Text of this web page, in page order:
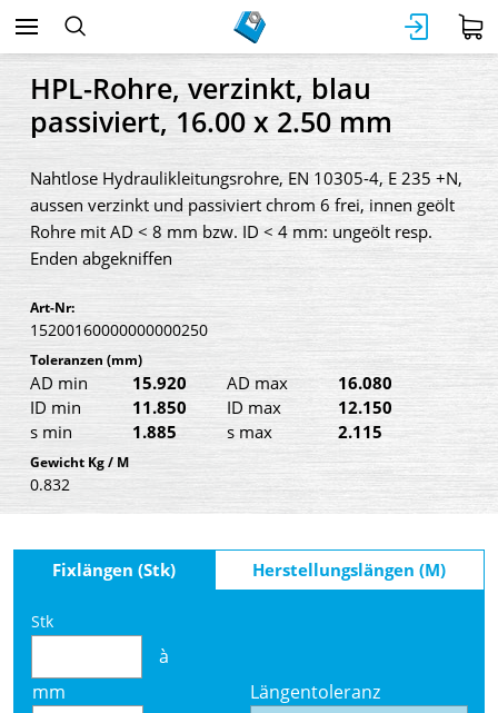
HPL-Rohre, verzinkt, blau
passiviert, 16.00 x 2.50 mm
Nahtlose Hydraulikleitungsrohre, EN 10305-4, E 235 +N,
aussen verzinkt und passiviert chrom 6 frei, innen geölt
Rohre mit AD < 8 mm bzw. ID < 4 mm: ungeölt resp.
Enden abgekniffen
Art-Nr:
15200160000000000250
Toleranzen (mm)
AD min 15.920 AD max
16.080
ID min
11.850 ID max
12.150
s min
1.885 s max 2.115
Gewicht Kg / M
0.832
Fixlängen (Stk) Herstellungslängen (M)
Stk
à
mm
Längentoleranz